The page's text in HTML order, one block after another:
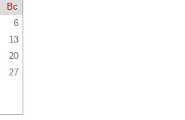
Вс
6
13
20
27